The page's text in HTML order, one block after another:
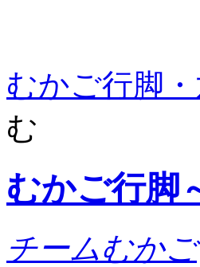
むかご行脚
む
むかご行脚
チームむかご